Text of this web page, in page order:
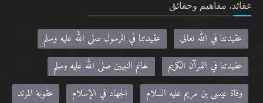
عقائد، مفاهيم وحقائق
عقيدتنا في الله تعالى
عقيدتنا في الرسول صلى الله عليه وسلم
عقيدتنا في القرآن الكريم
خاتم النبيين صلى الله عليه وسلم
وفاة عيسى بن مريم عليه السلام
الجهاد في الإسلام
عقوبة المرتد